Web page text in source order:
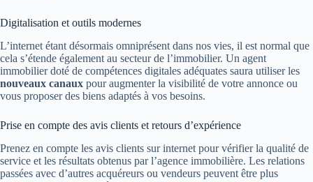
Digitalisation et outils modernes
L’internet étant désormais omniprésent dans nos vies, il est normal que
cela s’étende également au secteur de l’immobilier. Un agent
immobilier doté de compétences digitales adéquates saura utiliser les
nouveaux canaux pour augmenter la visibilité de votre annonce ou
vous proposer des biens adaptés à vos besoins.
Prise en compte des avis clients et retours d’expérience
Prenez en compte les avis clients sur internet pour vérifier la qualité de
service et les résultats obtenus par l’agence immobilière. Les relations
passées avec d’autres acquéreurs ou vendeurs peuvent être plus